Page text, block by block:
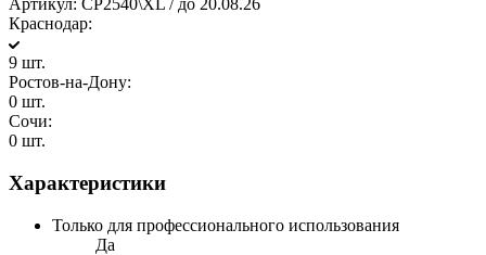
Артикул: CP2540\XL / до 20.08.26
Краснодар:
9 шт.
Ростов-на-Дону:
0 шт.
Сочи:
0 шт.
Характеристики
Только для профессионального использования
Да